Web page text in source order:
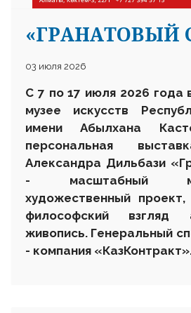
«ГРАНАТОВЫЙ
03 июля 2026
С 7 по 17 июля 2026 года
музее искусств
имени Абылхана
персональная
Александра Дильбази
- масштабный
художественный
философский взгляд
живопись. Генеральный
- компания